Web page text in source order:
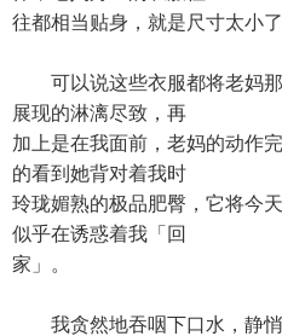
往都相当贴身，就是尺寸太小了
可以说这些衣服都将老妈那
展现的淋漓尽致，再
加上是在我面前，老妈的动作
的看到她背对着我时
玲珑媚熟的极品肥臀，它将今
似乎在诱惑着我「回
家」。
我贪然地吞咽下口水，静悄